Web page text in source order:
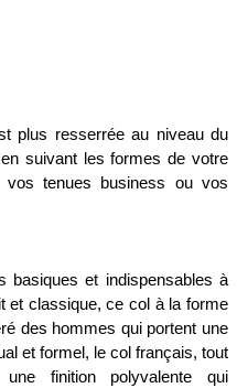
plus resserrée au niveau du
suivant les formes de votre
tenues business ou vos
basiques et indispensables à
et classique, ce col à la forme
des hommes qui portent une
et formel, le col français, tout
finition polyvalente qui